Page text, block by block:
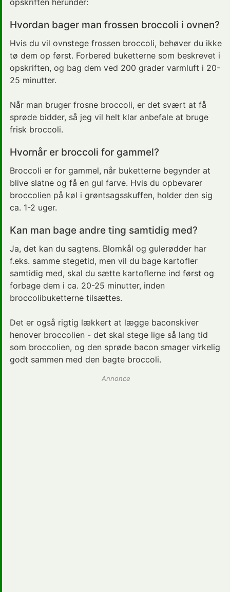
opskriften herunder:
Hvordan bager man frossen broccoli i ovnen?
Hvis du vil ovnstege frossen broccoli, behøver du ikke
tø dem op først. Forbered buketterne som beskrevet i
opskriften, og bag dem ved 200 grader varmluft i 20-
25 minutter.
Når man bruger frosne broccoli, er det svært at få
sprøde bidder, så jeg vil helt klar anbefale at bruge
frisk broccoli.
Hvornår er broccoli for gammel?
Broccoli er for gammel, når buketterne begynder at
blive slatne og få en gul farve. Hvis du opbevarer
broccolien på køl i grøntsagsskuffen, holder den sig
ca. 1-2 uger.
Kan man bage andre ting samtidig med?
Ja, det kan du sagtens. Blomkål og gulerødder har
f.eks. samme stegetid, men vil du bage kartofler
samtidig med, skal du sætte kartoflerne ind først og
forbage dem i ca. 20-25 minutter, inden
broccolibuketterne tilsættes.
Det er også rigtig lækkert at lægge baconskiver
henover broccolien - det skal stege lige så lang tid
som broccolien, og den sprøde bacon smager virkelig
godt sammen med den bagte broccoli.
Annonce